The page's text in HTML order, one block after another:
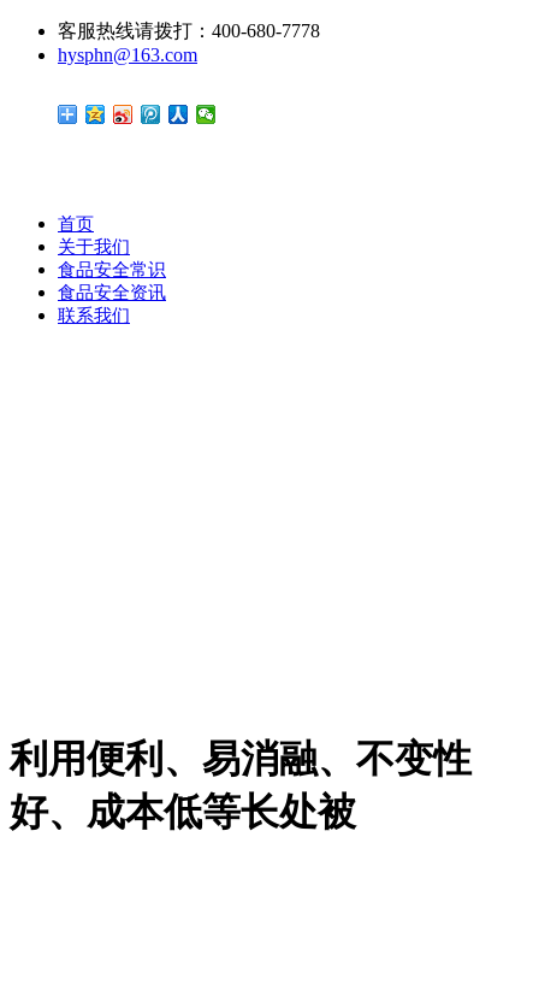
客服热线请拨打：400-680-7778
hysphn@163.com
首页
关于我们
食品安全常识
食品安全资讯
联系我们
利用便利、易消融、不变性
好、成本低等长处被